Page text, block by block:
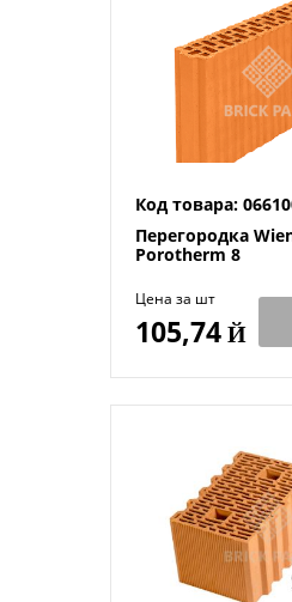
Код товара:
Перегородка
Porotherm 8
Цена за шт
105,74Й